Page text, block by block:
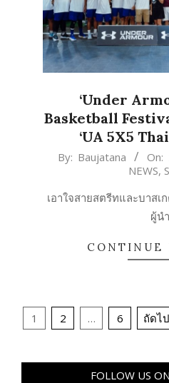
‘Under
Basketball
‘UA 5X5
2024-
25
By: Baujatana On:
NEWS,
เอาใจสายสตรีทและบาส
ผู้นำ
CONTINUE
Posts
1 2 … 6 ถัดไป
FOLLOW US